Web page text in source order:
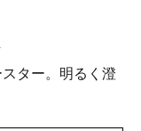
ター。明るく澄